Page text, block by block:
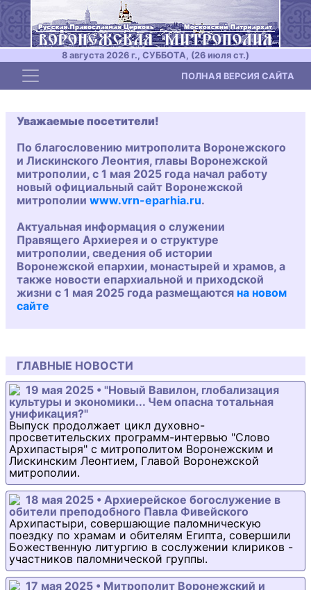
8 августа 2026 г., СУББОТА, (26 июля ст.)
Toggle navigation ПОЛНАЯ ВЕРСИЯ САЙТА
Уважаемые посетители!
По благословению митрополита Воронежского
и Лискинского Леонтия, главы Воронежской
митрополии, с 1 мая 2025 года начал работу
новый официальный сайт Воронежской
митрополии www.vrn-eparhia.ru.
Актуальная информация о служении
Правящего Архиерея и о структуре
митрополии, сведения об истории
Воронежской епархии, монастырей и храмов, а
также новости епархиальной и приходской
жизни с 1 мая 2025 года размещаются на новом
сайте
ГЛАВНЫЕ НОВОСТИ
19 мая 2025 • "Новый Вавилон, глобализация
культуры и экономики... Чем опасна тотальная
унификация?"
Выпуск продолжает цикл духовно-
просветительских программ-интервью "Слово
Архипастыря" с митрополитом Воронежским и
Лискинским Леонтием, Главой Воронежской
митрополии.
18 мая 2025 • Архиерейское богослужение в
обители преподобного Павла Фивейского
Архипастыри, совершающие паломническую
поездку по храмам и обителям Египта, совершили
Божественную литургию в сослужении клириков -
участников паломнической группы.
17 мая 2025 • Митрополит Воронежский и